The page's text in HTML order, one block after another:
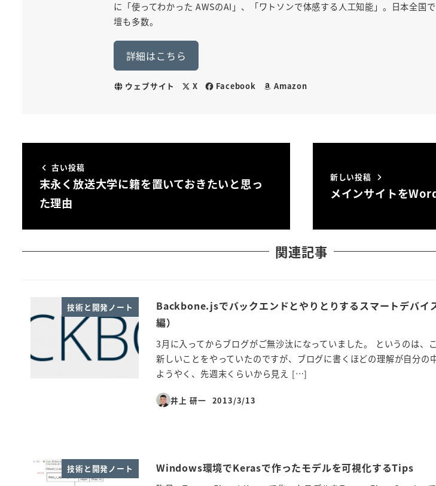
に「使ってわかった AWSのAI」、「ワトソンで体感する人工知能」。日本全国
壇も多数。
詳細はこちら
ウェブサイト X Facebook Amazon
古い投稿
末永く放送大学に籍を置いておきたいと思っ
た理由
新しい投稿
メインサイトを
関連記事
技術と開発ノート
Backbone.jsでバックエンドとやりとりするスマートデバイ
編）
3月に入ってからブログがご無沙汰になっていました。 というのは、
新しいことをやっていたのですが、ブログに書くほどの理解が自分の
ようやく、先週末くらいから見え […]
井上 研一
投稿日
2013/3/13
技術と開発ノート Windows環境でKerasで作ったモデルを可視化するTips